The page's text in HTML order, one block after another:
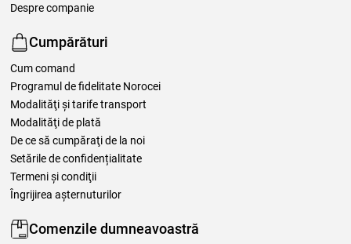
Despre companie
Cumpărături
Cum comand
Programul de fidelitate Norocei
Modalităţi şi tarife transport
Modalităţi de plată
De ce să cumpăraţi de la noi
Setările de confidențialitate
Termeni şi condiţii
Îngrijirea așternuturilor
Comenzile dumneavoastră